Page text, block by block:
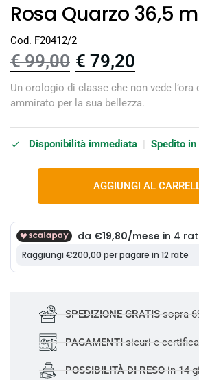
Rosa Quarzo 36,5
Cod. F20412/2
€99,00 € 79,20
Un orologio di classe che non vede
ammirato per la sua bellezza.
Disponibilità immediata Spedito
AGGIUNGI AL
SPEDIZIONE GRATISsopra
PAGAMENTI sicuri e
POSSIBILITÀ DI RESO in 14